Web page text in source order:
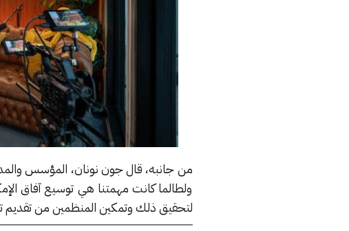
ولطالما كانت مهمتنا هي توسيع آفاق
لتحقيق ذلك وتمكين المنظمين من تقديم